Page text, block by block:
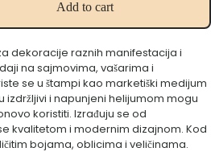
Add to cart
dekoracije raznih manifestacija i
na sajmovima, vašarima i
se u štampi kao marketiški medijum
izdržljivi i napunjeni helijumom mogu
koristiti. Izrađuju se od
kvalitetom i modernim dizajnom. Kod
bojama, oblicima i veličinama.